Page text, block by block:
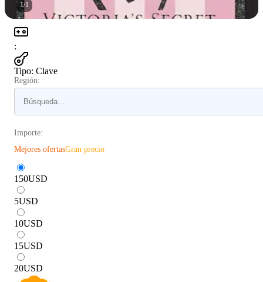
1/1
:
Tipo: Clave
Región:
Importe:
Mejores ofertasGran precio
150USD
5USD
10USD
15USD
20USD